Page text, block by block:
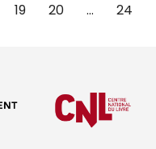
19 20 …
24